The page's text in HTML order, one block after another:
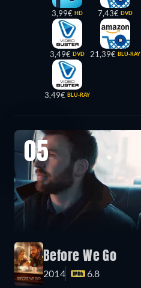
3,99€ HD
3,49€ DVD
3,49€ BLU-RAY
7,43€ DVD
21,39€ BLU-RAY
05
Before We Go
2014 6.8